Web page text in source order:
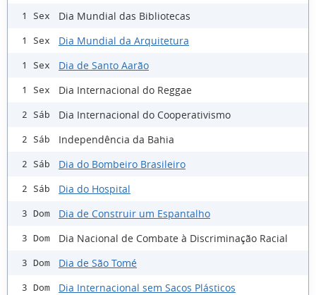
1 Sex Dia Mundial das Bibliotecas
1 Sex Dia Mundial da Arquitetura
1 Sex Dia de Santo Aarão
1 Sex Dia Internacional do Reggae
2 Sáb Dia Internacional do Cooperativismo
2 Sáb Independência da Bahia
2 Sáb Dia do Bombeiro Brasileiro
2 Sáb Dia do Hospital
3 Dom Dia de Construir um Espantalho
3 Dom Dia Nacional de Combate à Discriminação Racial
3 Dom Dia de São Tomé
3 Dom Dia Internacional sem Sacos Plásticos